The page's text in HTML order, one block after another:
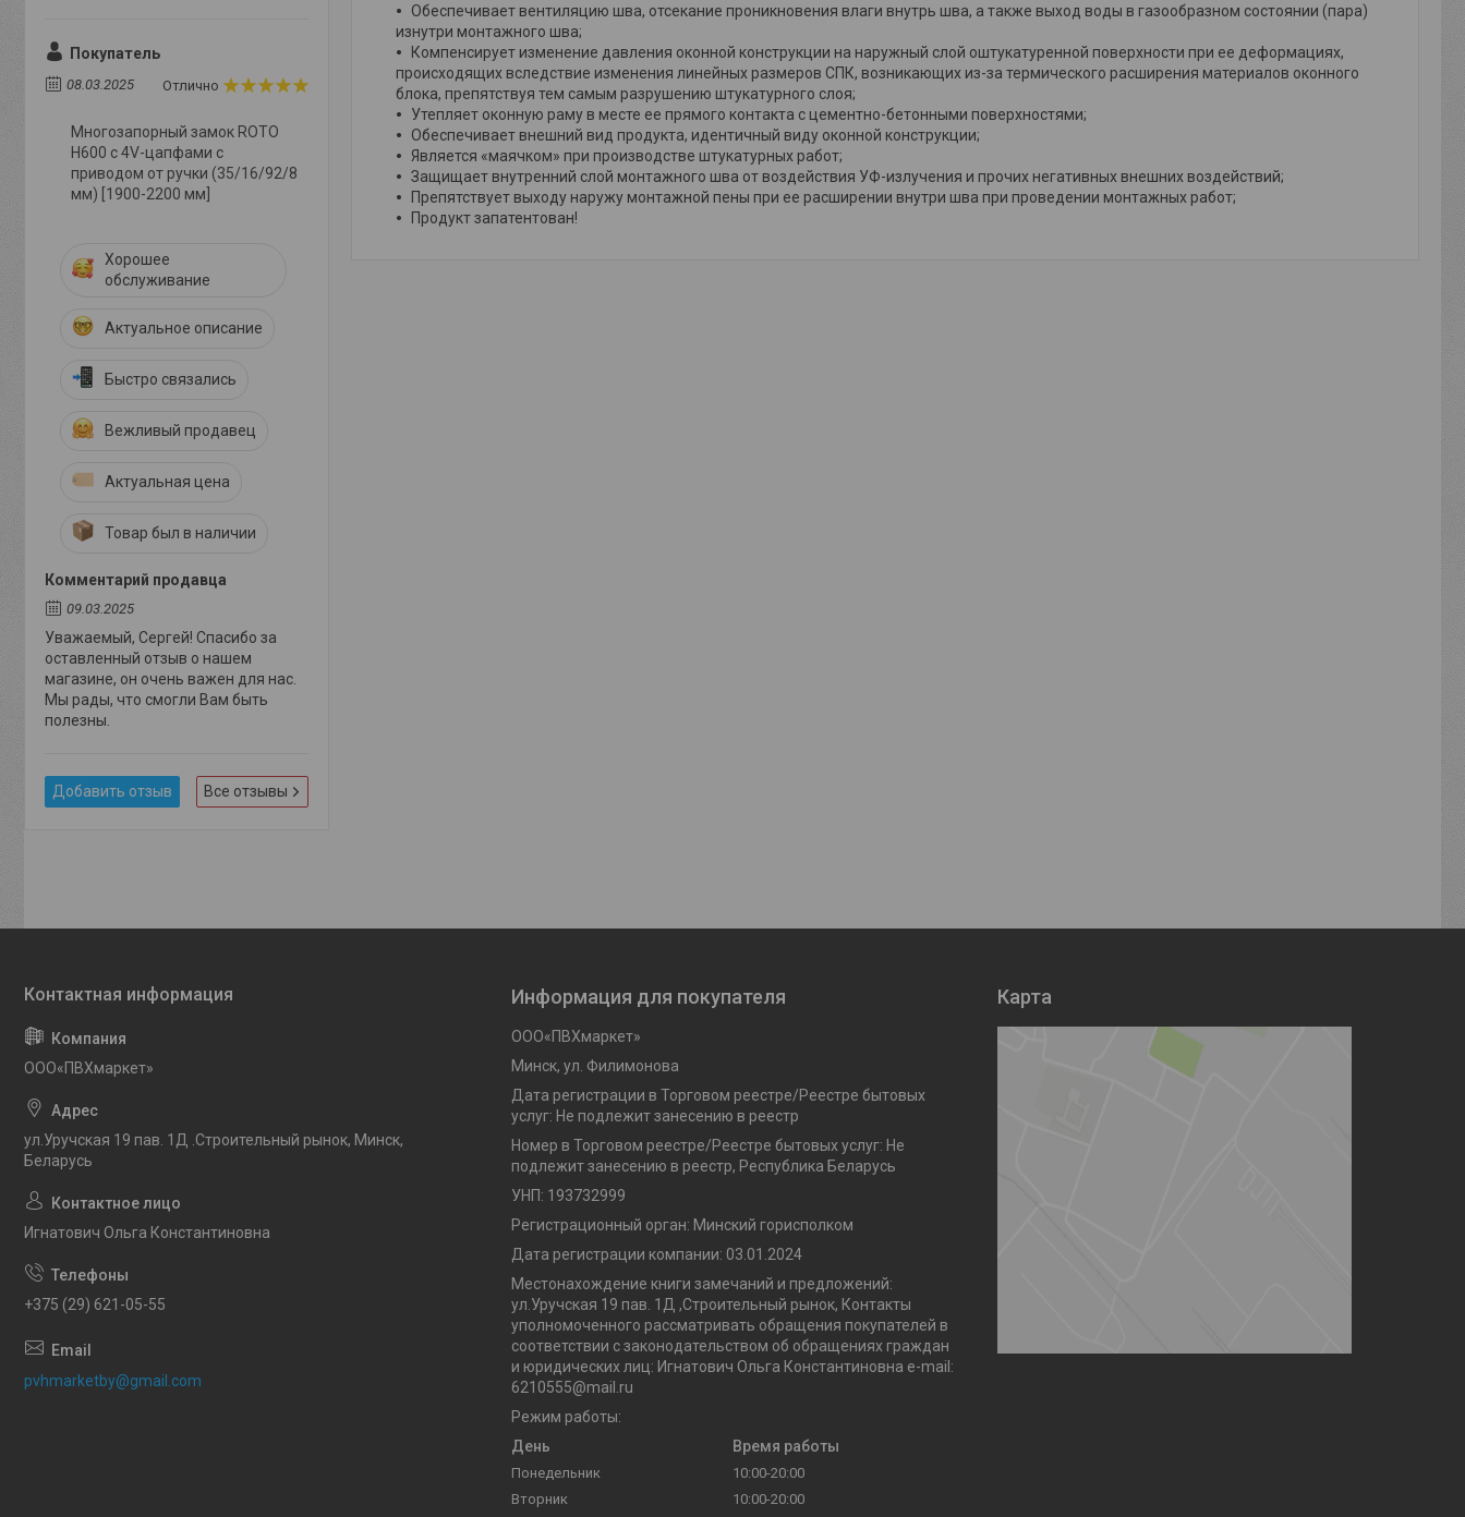
Обеспечивает вентиляцию шва, отсекание проникновения влаги внутрь шва, а также выход воды в газообразном состоянии (пара)
изнутри монтажного шва;
Компенсирует изменение давления оконной конструкции на наружный слой оштукатуренной поверхности при ее деформациях,
происходящих вследствие изменения линейных размеров СПК, возникающих из-за термического расширения материалов оконного
блока, препятствуя тем самым разрушению штукатурного слоя;
Утепляет оконную раму в месте ее прямого контакта с цементно-бетонными поверхностями;
Обеспечивает внешний вид продукта, идентичный виду оконной конструкции;
Является «маячком» при производстве штукатурных работ;
Защищает внутренний слой монтажного шва от воздействия УФ-излучения и прочих негативных внешних воздействий;
Препятствует выходу наружу монтажной пены при ее расширении внутри шва при проведении монтажных работ;
Продукт запатентован!
Покупатель
08.03.2025 Отлично
Многозапорный замок ROTO
Н600 с 4V-цапфами с
приводом от ручки (35/16/92/8
мм) [1900-2200 мм]
Хорошее
обслуживание
Актуальное описание
Быстро связались
Вежливый продавец
Актуальная цена
Товар был в наличии
Комментарий продавца
09.03.2025
Уважаемый, Сергей! Спасибо за
оставленный отзыв о нашем
магазине, он очень важен для нас.
Мы рады, что смогли Вам быть
полезны.
Добавить отзыв Все отзывы
OOO«ПВХмаркет»
ул.Уручская 19 пав. 1Д .Строительный рынок, Минск,
Беларусь
Игнатович Ольга Константиновна
+375 (29) 621-05-55
pvhmarketby@gmail.com
Информация для покупателя
OOO«ПВХмаркет»
Минск, ул. Филимонова
Дата регистрации в Торговом реестре/Реестре бытовых
услуг: Не подлежит занесению в реестр
Номер в Торговом реестре/Реестре бытовых услуг: Не
подлежит занесению в реестр, Республика Беларусь
УНП: 193732999
Регистрационный орган: Минский горисполком
Дата регистрации компании: 03.01.2024
Местонахождение книги замечаний и предложений:
ул.Уручская 19 пав. 1Д ,Строительный рынок, Контакты
уполномоченного рассматривать обращения покупателей в
соответствии с законодательством об обращениях граждан
и юридических лиц: Игнатович Ольга Константиновна e-mail:
6210555@mail.ru
Режим работы:
День
Время работы
Понедельник
10:00-20:00
Вторник
10:00-20:00
Карта